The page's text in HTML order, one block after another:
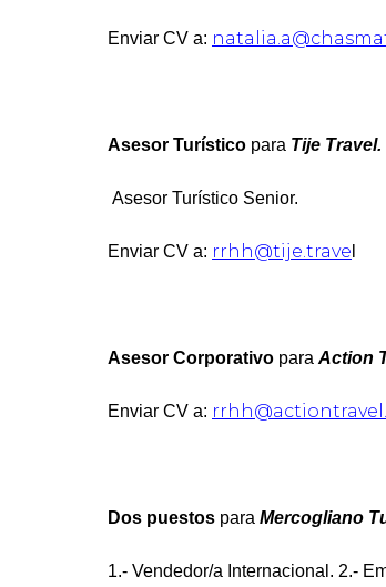
Enviar CV a:
Asesor Turístico para Tije Travel.
Asesor Turístico Senior.
Enviar CV a: rrhh@tije.trave
Asesor Corporativo para Action
Enviar CV a:
Dos puestos para Mercogliano
1.- Vendedor/a Internacional. 2.-